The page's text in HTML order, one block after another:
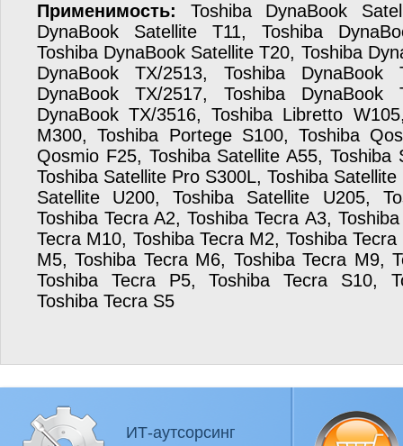
Применимость: Toshiba DynaBook
DynaBook Satellite T11, Toshiba
Toshiba DynaBook Satellite T20, Toshiba
DynaBook TX/2513, Toshiba DynaBook
DynaBook TX/2517, Toshiba DynaBook
DynaBook TX/3516, Toshiba Libretto
M300, Toshiba Portege S100, Toshiba
Qosmio F25, Toshiba Satellite A55, Toshiba
Toshiba Satellite Pro S300L, Toshiba
Satellite U200, Toshiba Satellite U205,
Toshiba Tecra A2, Toshiba Tecra A3,
Tecra M10, Toshiba Tecra M2, Toshiba
M5, Toshiba Tecra M6, Toshiba Tecra M9,
Toshiba Tecra P5, Toshiba Tecra S10,
Toshiba Tecra S5
ИТ-аутсорсинг